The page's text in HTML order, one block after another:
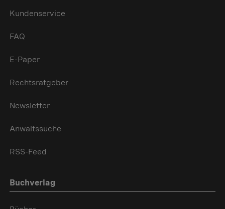
Kundenservice
FAQ
E-Paper
Rechtsratgeber
Newsletter
Anwaltssuche
RSS-Feed
Buchverlag